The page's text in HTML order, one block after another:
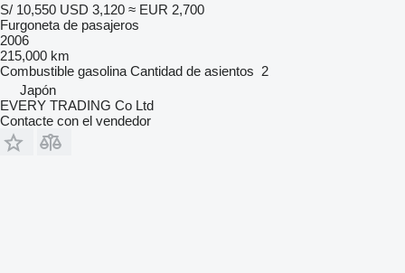
S/ 10,550 USD 3,120 ≈ EUR 2,700
Furgoneta de pasajeros
2006
215,000 km
Combustible gasolina Cantidad de asientos 2
Japón
EVERY TRADING Co Ltd
Contacte con el vendedor